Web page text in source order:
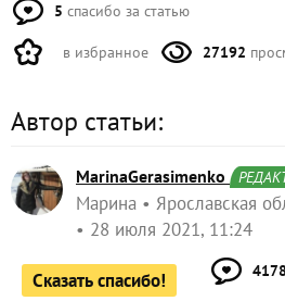
5 спасибо за статью
в избранное 27192
Автор статьи:
MarinaGerasimenko
Марина
Ярославская
28 июля 2021, 11:24
Сказать спасибо!